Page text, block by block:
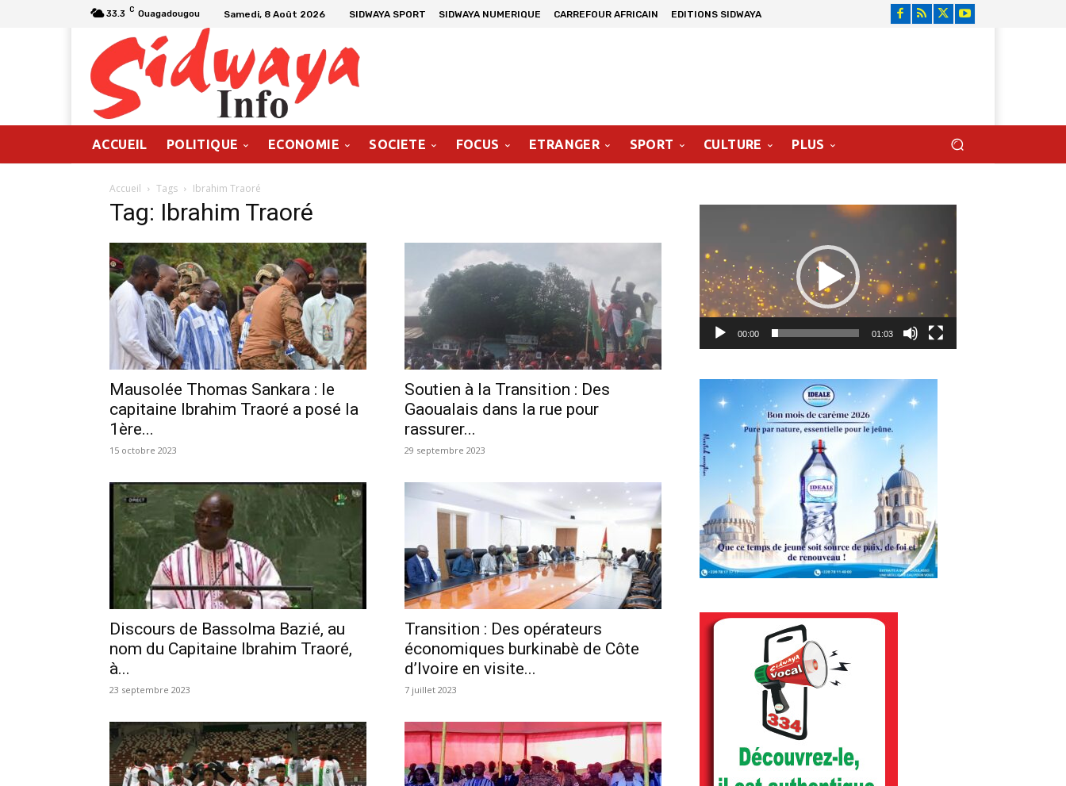
33.3 C Ouagadougou Samedi, 8 Août 2026 SIDWAYA SPORT SIDWAYA NUMERIQUE CARREFOUR AFRICAIN EDITIONS SIDWAYA
ACCUEIL POLITIQUE ECONOMIE SOCIETE FOCUS ETRANGER SPORT CULTURE PLUS
Accueil Tags Ibrahim Traoré
Tag: Ibrahim Traoré
Mausolée Thomas Sankara : le
capitaine Ibrahim Traoré a posé la
1ère...
15 octobre 2023
Soutien à la Transition : Des
Gaoualais dans la rue pour
rassurer...
29 septembre 2023
Discours de Bassolma Bazié, au
nom du Capitaine Ibrahim Traoré,
à...
23 septembre 2023
Transition : Des opérateurs
économiques burkinabè de Côte
d’Ivoire en visite...
7 juillet 2023
00:00 01:03